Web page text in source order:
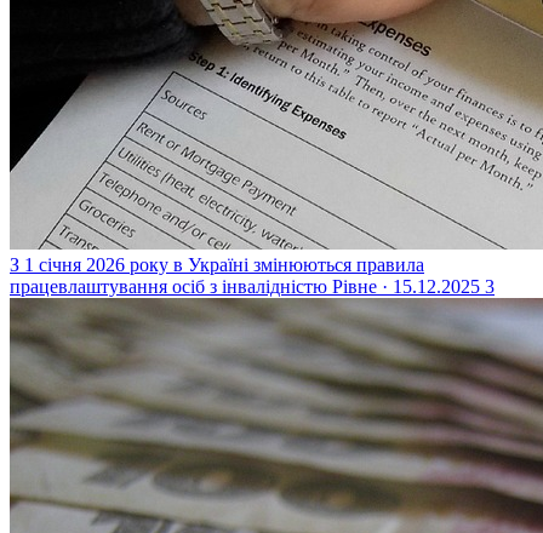
З 1 січня 2026 року в Україні змінюються правила
працевлаштування осіб з інвалідністю Рівне · 15.12.2025 3